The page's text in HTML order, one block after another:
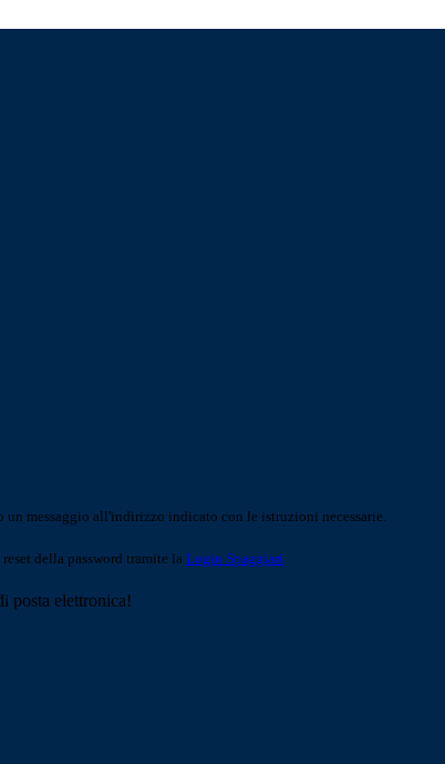
un messaggio all'indirizzo indicato con le istruzioni necessarie.
della password tramite la Login Spaggiari
posta elettronica!